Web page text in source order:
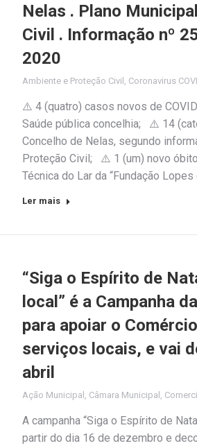
Nelas . Plano
Civil . Informação nº
2020
Ambiente e Proteção Civil , Coronavirus
⚠️ 4 (quatro) casos novos de
Saúde pública concelhia; ⚠️ 14
Concelho de Nelas, segundo
Proteção Civil; ⚠️ 1 (um) novo
Técnica do Lar da “Fundação Lopes
Ler mais
“Siga o Espírito de
local” é a Campanha
para apoiar o
serviços locais, e vai
abril
Ação Municipal , Câmara Municipal ,
A campanha “Siga o Espírito de
partir do dia 16 de dezembro e